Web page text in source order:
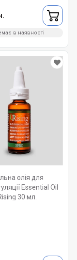
МЛ
в наявності
олія для
Essential Oil
30 мл.